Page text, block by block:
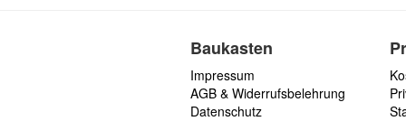
Baukasten
Impressum
AGB & Widerrufsbelehrung
Datenschutz